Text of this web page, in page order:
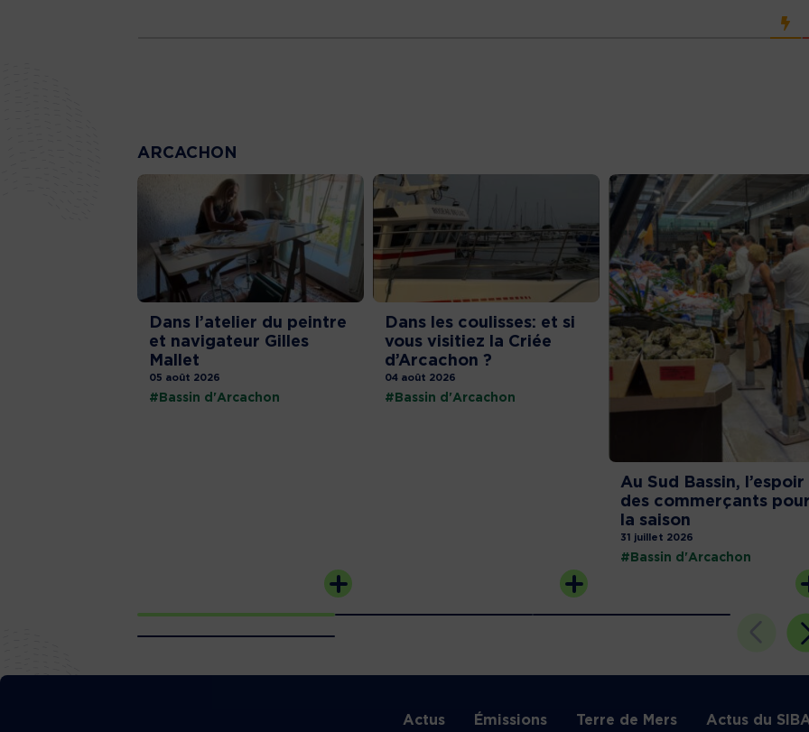
ARCACHON
Dans l’atelier du peintre
et navigateur Gilles
Mallet
05 août 2026
#Bassin d'Arcachon
Dans les coulisses: et si
vous visitiez la Criée
d’Arcachon ?
04 août 2026
#Bassin d'Arcachon
Au Sud Bassin, l’espoir
des commerçants pour
la saison
31 juillet 2026
#Bassin d'Arcachon
Actus Émissions Terre de Mers Actus du